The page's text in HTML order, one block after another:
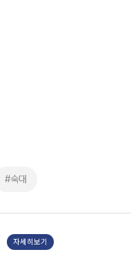
#숙대
자세히보기